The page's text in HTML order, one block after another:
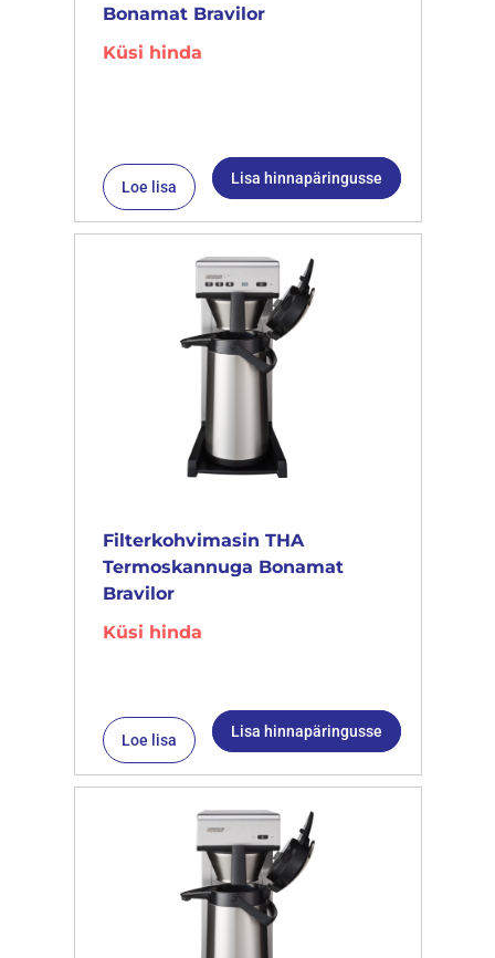
Bonamat Bravilor
Küsi hinda
Loe lisa Lisa hinnapäringusse
Filterkohvimasin THA
Termoskannuga Bonamat
Bravilor
Küsi hinda
Loe lisa Lisa hinnapäringusse